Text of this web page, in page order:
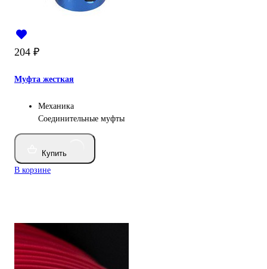
204 ₽
Муфта жесткая
Механика
Соединительные муфты
Купить
В корзине